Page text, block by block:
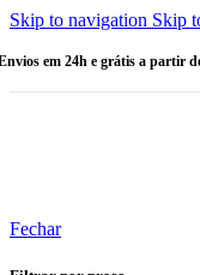
Skip to navigation Skip
em 24h e grátis a partir
HIGIENE
Champô
Fechar